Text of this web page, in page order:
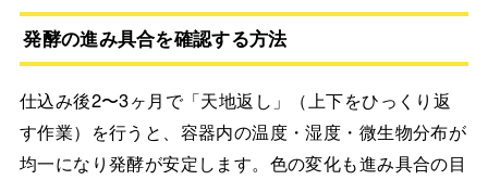
発酵の進み具合を確認する方法
仕込み後2〜3ヶ月で「天地返し」（上下をひっくり返
す作業）を行うと、容器内の温度・湿度・微生物分布が
均一になり発酵が安定します。色の変化も進み具合の目